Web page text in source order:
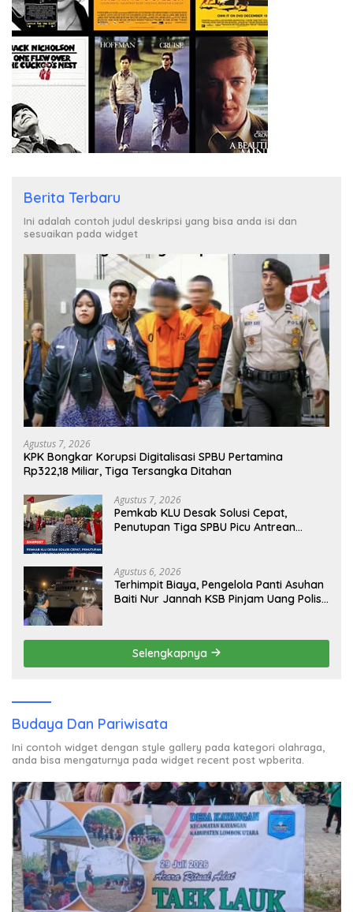
Berita Terbaru
Ini adalah contoh judul deskripsi yang bisa anda isi dan
sesuaikan pada widget
Agustus 7, 2026
KPK Bongkar Korupsi Digitalisasi SPBU Pertamina
Rp322,18 Miliar, Tiga Tersangka Ditahan
Agustus 7, 2026
Pemkab KLU Desak Solusi Cepat,
Penutupan Tiga SPBU Picu Antrean
Agustus 6, 2026
Terhimpit Biaya, Pengelola Panti Asuhan
Baiti Nur Jannah KSB Pinjam Uang Polisi
Selengkapnya
Budaya Dan Pariwisata
Ini contoh widget dengan style gallery pada kategori olahraga,
anda bisa mengaturnya pada widget recent post wpberita.